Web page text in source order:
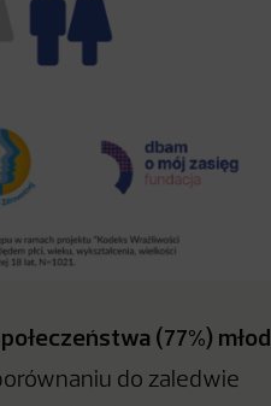
(77%)
do zaledwie